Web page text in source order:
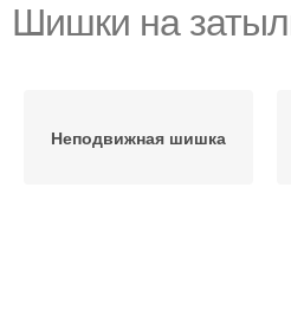
Шишки на
Неподвижная шишка